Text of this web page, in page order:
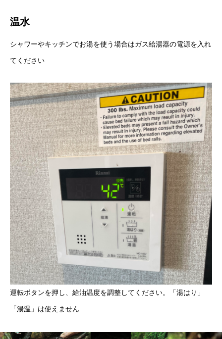
温水
シャワーやキッチンでお湯を使う場合はガス給湯器の電源を入れ
てください
運転ボタンを押し、給油温度を調整してください。「湯はり」
「湯温」は使えません